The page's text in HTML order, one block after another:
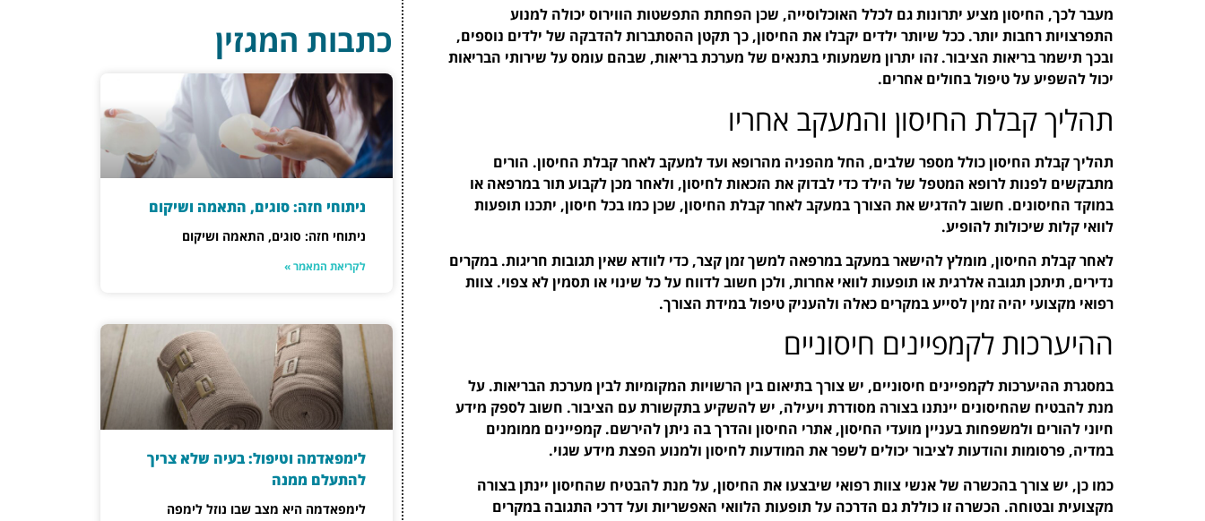
מעבר לכך, החיסון מציע יתרונות גם לכלל האוכלוסייה, שכן הפחתת התפשטות הווירוס יכולה למנוע
התפרצויות רחבות יותר. ככל שיותר ילדים יקבלו את החיסון, כך תקטן ההסתברות להדבקה של ילדים נוספים,
ובכך תישמר בריאות הציבור. זהו יתרון משמעותי בתנאים של מערכת בריאות, שבהם עומס על שירותי הבריאות
יכול להשפיע על טיפול בחולים אחרים.
תהליך קבלת החיסון והמעקב אחריו
תהליך קבלת החיסון כולל מספר שלבים, החל מהפניה מהרופא ועד למעקב לאחר קבלת החיסון. הורים
מתבקשים לפנות לרופא המטפל של הילד כדי לבדוק את הזכאות לחיסון, ולאחר מכן לקבוע תור במרפאה או
במוקד החיסונים. חשוב להדגיש את הצורך במעקב לאחר קבלת החיסון, שכן כמו בכל חיסון, יתכנו תופעות
לוואי קלות שיכולות להופיע.
לאחר קבלת החיסון, מומלץ להישאר במעקב במרפאה למשך זמן קצר, כדי לוודא שאין תגובות חריגות. במקרים
נדירים, תיתכן תגובה אלרגית או תופעות לוואי אחרות, ולכן חשוב לדווח על כל שינוי או תסמין לא צפוי. צוות
רפואי מקצועי יהיה זמין לסייע במקרים כאלה ולהעניק טיפול במידת הצורך.
ההיערכות לקמפיינים חיסוניים
במסגרת ההיערכות לקמפיינים חיסוניים, יש צורך בתיאום בין הרשויות המקומיות לבין מערכת הבריאות. על
מנת להבטיח שהחיסונים יינתנו בצורה מסודרת ויעילה, יש להשקיע בתקשורת עם הציבור. חשוב לספק מידע
חיוני להורים ולמשפחות בעניין מועדי החיסון, אתרי החיסון והדרך בה ניתן להירשם. קמפיינים ממומנים
במדיה, פרסומות והודעות לציבור יכולים לשפר את המודעות לחיסון ולמנוע הפצת מידע שגוי.
כמו כן, יש צורך בהכשרה של אנשי צוות רפואי שיבצעו את החיסון, על מנת להבטיח שהחיסון יינתן בצורה
מקצועית ובטוחה. הכשרה זו כוללת גם הדרכה על תופעות הלוואי האפשריות ועל דרכי התגובה במקרים
כתבות המגזין
ניתוחי חזה: סוגים, התאמה ושיקום
ניתוחי חזה: סוגים, התאמה ושיקום
לקריאת המאמר »
לימפאדמה וטיפול: בעיה שלא צריך
להתעלם ממנה
לימפאדמה היא מצב שבו נוזל לימפה